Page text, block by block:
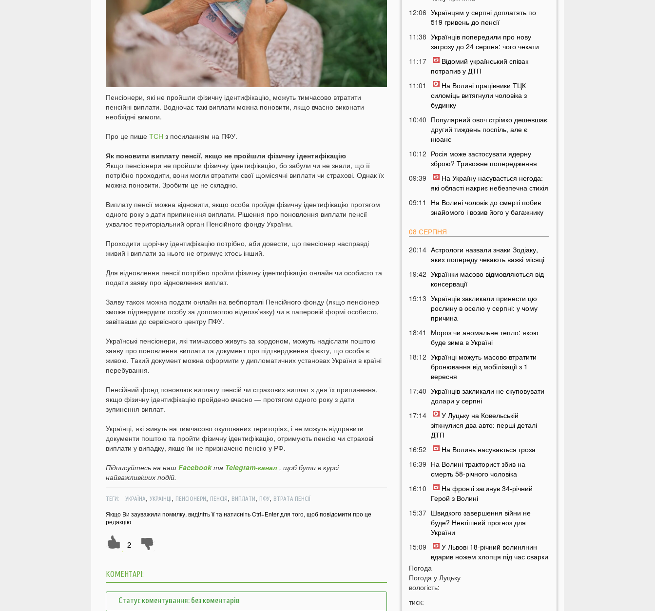
Пенсіонери, які не пройшли фізичну ідентифікацію, можуть тимчасово втратити
пенсійні виплати. Водночас такі виплати можна поновити, якщо вчасно виконати
необхідні вимоги.
Про це пише ТСН з посиланням на ПФУ.
Як поновити виплату пенсії, якщо не пройшли фізичну ідентифікацію
Якщо пенсіонери не пройшли фізичну ідентифікацію, бо забули чи не знали, що її
потрібно проходити, вони могли втратити свої щомісячні виплати чи страхові. Однак їх
можна поновити. Зробити це не складно.
Виплату пенсії можна відновити, якщо особа пройде фізичну ідентифікацію протягом
одного року з дати припинення виплати. Рішення про поновлення виплати пенсії
ухвалює територіальний орган Пенсійного фонду України.
Проходити щорічну ідентифікацію потрібно, аби довести, що пенсіонер насправді
живий і виплати за нього не отримує хтось інший.
Для відновлення пенсії потрібно пройти фізичну ідентифікацію онлайн чи особисто та
подати заяву про відновлення виплат.
Заяву також можна подати онлайн на вебпорталі Пенсійного фонду (якщо пенсіонер
зможе підтвердити особу за допомогою відеозв’язку) чи в паперовій формі особисто,
завітавши до сервісного центру ПФУ.
Українські пенсіонери, які тимчасово живуть за кордоном, можуть надіслати поштою
заяву про поновлення виплати та документ про підтвердження факту, що особа є
живою. Такий документ можна оформити у дипломатичних установах України в країні
перебування.
Пенсійний фонд поновлює виплату пенсій чи страхових виплат з дня їх припинення,
якщо фізичну ідентифікацію пройдено вчасно — протягом одного року з дати
зупинення виплат.
Українці, які живуть на тимчасово окупованих територіях, і не можуть відправити
документи поштою та пройти фізичну ідентифікацію, отримують пенсію чи страхові
виплати у випадку, якщо їм не призначено пенсію у РФ.
Підписуйтесь на наш Facebookта Telegram-канал , щоб бути в курсі
найважливіших подій.
ТЕГИ: УКРАЇНА, УКРАЇНЦІ, ПЕНСІОНЕРИ, ПЕНСІЯ, ВИПЛАТИ, ПФУ, ВТРАТА ПЕНСІЇ
Якщо Ви зауважили помилку, виділіть її та натисніть Ctrl+Enter для того, щоб повідомити про це
редакцію
2
КОМЕНТАРІ:
Статус коментування: без коментарів
12:06 Українцям у серпні доплатять по
519 гривень до пенсії
11:38 Українців попередили про нову
загрозу до 24 серпня: чого чекати
11:17
Відомий український співак
потрапив у ДТП
11:01
На Волині працівники ТЦК
силоміць витягнули чоловіка з
будинку
10:40 Популярний овоч стрімко дешевшає
другий тиждень поспіль, але є
нюанс
10:12 Росія може застосувати ядерну
зброю? Тривожне попередження
09:39
На Україну насувається негода:
які області накриє небезпечна стихія
09:11
На Волині чоловік до смерті побив
знайомого і возив його у багажнику
08 СЕРПНЯ
20:14 Астрологи назвали знаки Зодіаку,
яких попереду чекають важкі місяці
19:42 Українки масово відмовляються від
консервації
19:13 Українців закликали принести цю
рослину в оселю у серпні: у чому
причина
18:41
Мороз чи аномальне тепло: якою
буде зима в Україні
18:12 Українці можуть масово втратити
бронювання від мобілізації з 1
вересня
17:40 Українців закликали не скуповувати
долари у серпні
17:14
У Луцьку на Ковельській
зіткнулися два авто: перші деталі
ДТП
16:52
На Волинь насувається гроза
16:39 На Волині тракторист збив на
смерть 58-річного чоловіка
16:10
На фронті загинув 34-річний
Герой з Волині
15:37 Швидкого завершення війни не
буде? Невтішний прогноз для
України
15:09
У Львові 18-річний волинянин
вдарив ножем хлопця під час сварки
14:38 На Волині чоловік побив працівника
ТЦК під час перевірки документів
Погода
Погода у Луцьку
вологість:
тиск: